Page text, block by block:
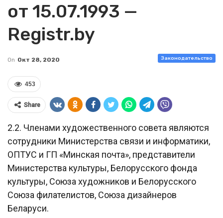
от 15.07.1993 —
Registr.by
Законодательство
On Окт 28, 2020
453
Share
2.2. Членами художественного совета являются
сотрудники Министерства связи и информатики,
ОПТУС и ГП «Минская почта», представители
Министерства культуры, Белорусского фонда
культуры, Союза художников и Белорусского
Союза филателистов, Союза дизайнеров
Беларуси.